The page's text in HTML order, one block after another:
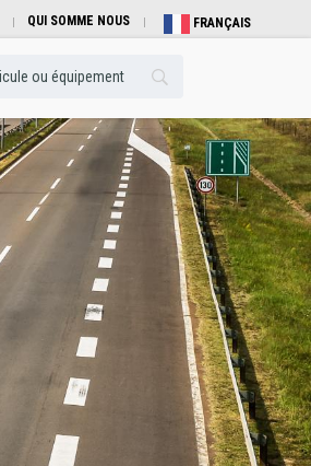
QUI SOMME NOUS FRANÇAIS